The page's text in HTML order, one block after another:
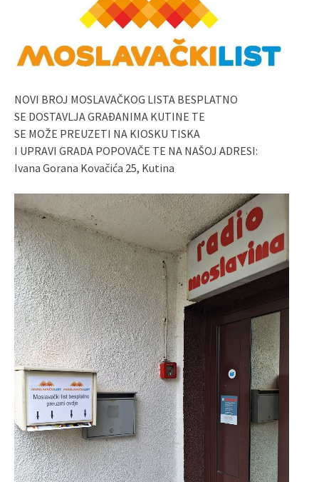
NOVI BROJ MOSLAVAČKOG LISTA BESPLATNO
SE DOSTAVLJA GRAĐANIMA KUTINE TE
SE MOŽE PREUZETI NA KIOSKU TISKA
I UPRAVI GRADA POPOVAČE TE NA NAŠOJ ADRESI:
Ivana Gorana Kovačića 25, Kutina